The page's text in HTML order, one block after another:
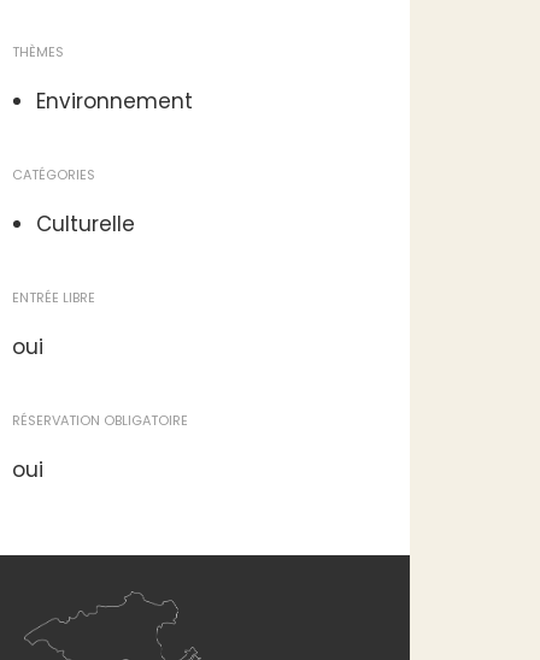
THÈMES
Environnement
CATÉGORIES
Culturelle
ENTRÉE LIBRE
oui
RÉSERVATION OBLIGATOIRE
oui